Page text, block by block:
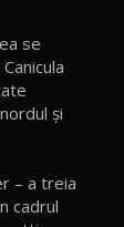
/
se
și
– a treia
cadrul